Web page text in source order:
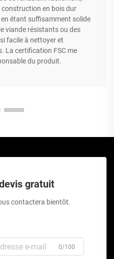
en bois dur
étant suffisamment solide
viande résistants ou des
facile à nettoyer et
La certification FSC me
du produit.
gratuit
contactera bientôt.
0/100